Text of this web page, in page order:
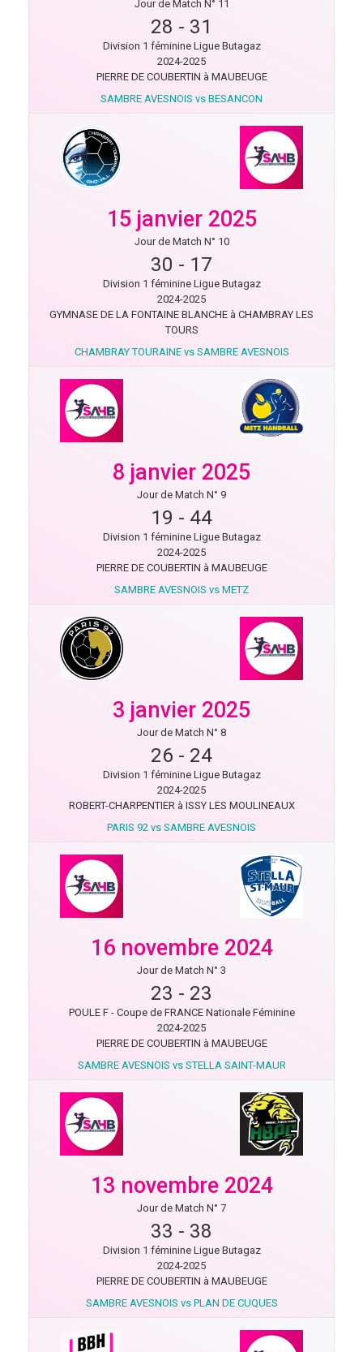
Jour de Match N° 11
28 - 31
Division 1 féminine Ligue Butagaz
2024-2025
PIERRE DE COUBERTIN à MAUBEUGE
SAMBRE AVESNOIS vs BESANCON
15 janvier 2025
Jour de Match N° 10
30 - 17
Division 1 féminine Ligue Butagaz
2024-2025
GYMNASE DE LA FONTAINE BLANCHE à CHAMBRAY LES
TOURS
CHAMBRAY TOURAINE vs SAMBRE AVESNOIS
8 janvier 2025
Jour de Match N° 9
19 - 44
Division 1 féminine Ligue Butagaz
2024-2025
PIERRE DE COUBERTIN à MAUBEUGE
SAMBRE AVESNOIS vs METZ
3 janvier 2025
Jour de Match N° 8
26 - 24
Division 1 féminine Ligue Butagaz
2024-2025
ROBERT-CHARPENTIER à ISSY LES MOULINEAUX
PARIS 92 vs SAMBRE AVESNOIS
16 novembre 2024
Jour de Match N° 3
23 - 23
POULE F - Coupe de FRANCE Nationale Féminine
2024-2025
PIERRE DE COUBERTIN à MAUBEUGE
SAMBRE AVESNOIS vs STELLA SAINT-MAUR
13 novembre 2024
Jour de Match N° 7
33 - 38
Division 1 féminine Ligue Butagaz
2024-2025
PIERRE DE COUBERTIN à MAUBEUGE
SAMBRE AVESNOIS vs PLAN DE CUQUES